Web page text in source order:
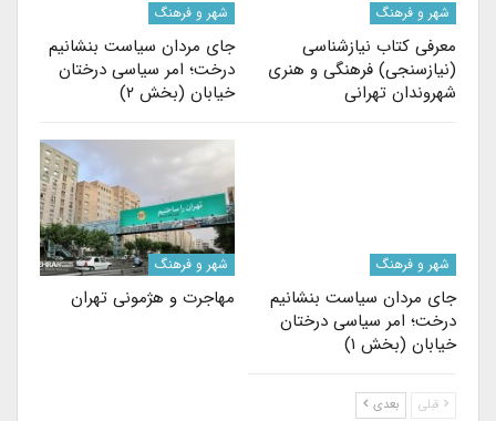
شهر و فرهنگ
معرفی کتاب نیازشناسی
(نیازسنجی) فرهنگی و هنری
شهروندان تهرانی
شهر و فرهنگ
جای مردان سیاست بنشانیم
درخت؛ امر سیاسی درختان
خیابان (بخش ۲)
شهر و فرهنگ
جای مردان سیاست بنشانیم
درخت؛ امر سیاسی درختان
خیابان (بخش ۱)
شهر و فرهنگ
مهاجرت‌ و هژمونی تهران
قبلی بعدی